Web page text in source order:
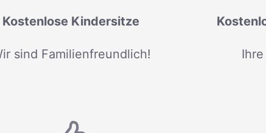
Kostenlose Kindersitze
sind Familienfreundlich!